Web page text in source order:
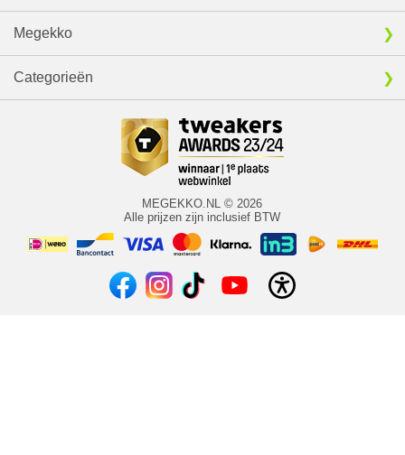
Megekko
Categorieën
MEGEKKO.NL © 2026
Alle prijzen zijn inclusief BTW